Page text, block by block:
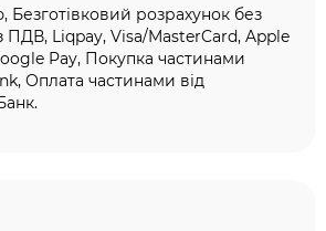
Безготівковий розрахунок без
ПДВ, Liqpay, Visa/MasterCard, Apple
Pay, Покупка частинами
Оплата частинами від